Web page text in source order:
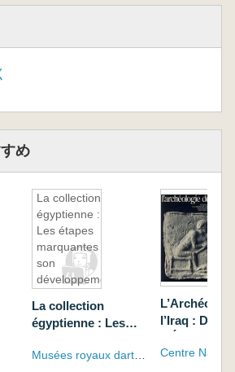
め
La collection
égyptienne :
Les étapes
marquantes de
son
développement
La collection
égyptienne : Les
de son
Musées royaux dart et dhistoire
l’Iraq : Du
Néolithique